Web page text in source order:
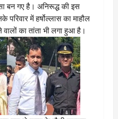
बन ग‌ए है। अनिरूद्ध की इस
में हर्षोल्लास का माहौल
का तांता भी लगा हुआ है।